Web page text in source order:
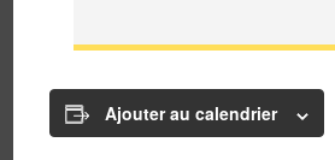
Ajouter au calendrier